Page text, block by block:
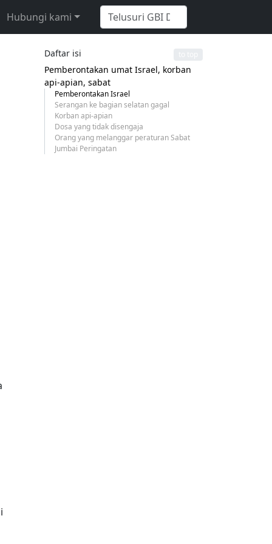
Hubungi kami
Daftar isi
Pemberontakan umat Israel, korban
api-apian, sabat
Pemberontakan Israel
Serangan ke bagian selatan gagal
Korban api-apian
Dosa yang tidak disengaja
Orang yang melanggar peraturan Sabat
Jumbai Peringatan